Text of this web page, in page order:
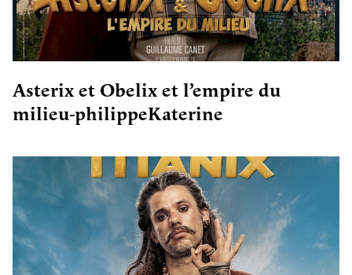
Asterix et Obelix et l’empire du
milieu-philippeKaterine